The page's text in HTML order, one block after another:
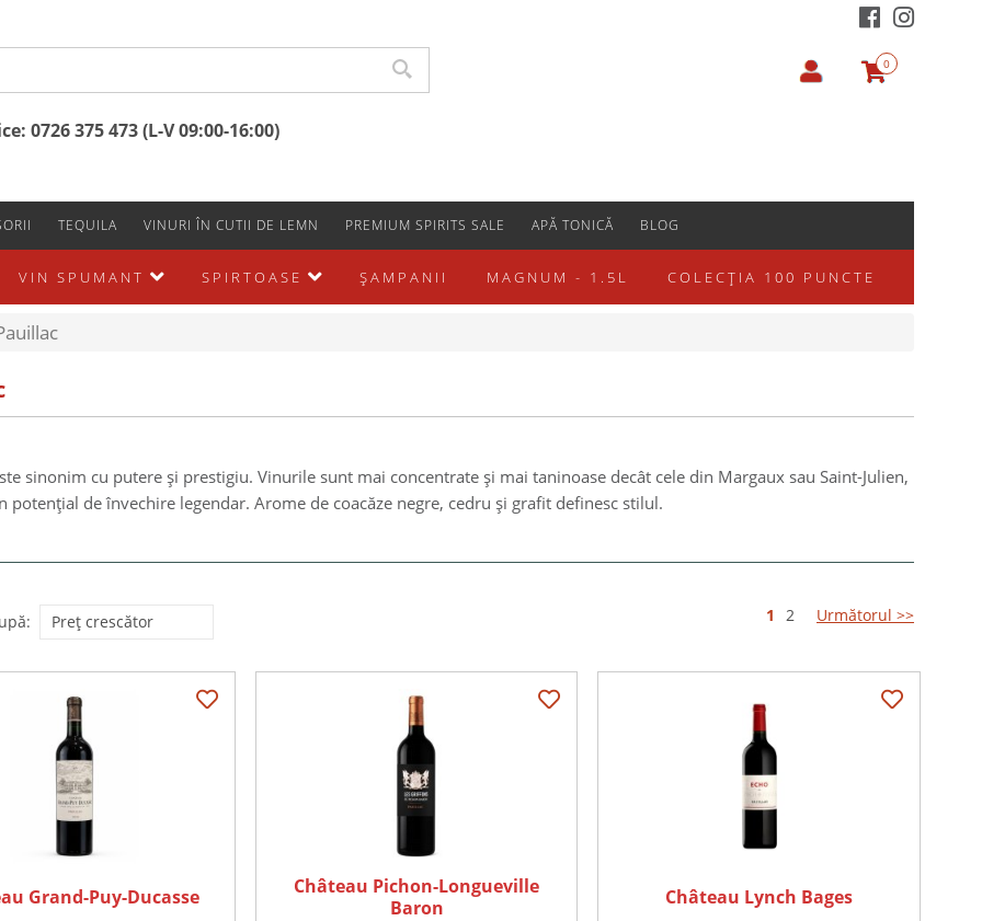
0
0726 375 473 (L-V 09:00-16:00)
TEQUILA VINURI ÎN CUTII DE LEMN PREMIUM SPIRITS SALE APĂ TONICĂ BLOG
VIN SPUMANT SPIRTOASE ŞAMPANII MAGNUM - 1.5L COLECȚIA 100 PUNCTE
sinonim cu putere și prestigiu. Vinurile sunt mai concentrate și mai taninoase decât cele din Margaux sau Saint-Julien,
potențial de învechire legendar. Arome de coacăze negre, cedru și grafit definesc stilul.
1 2 Următorul >>
Grand-Puy-Ducasse
Château Pichon-Longueville
Baron
Château Lynch Bages